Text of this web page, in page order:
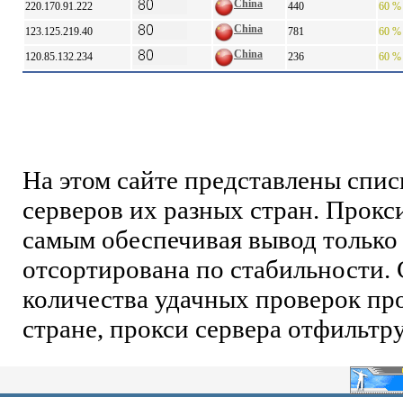
220.170.91.222
China 440
60 %
123.125.219.40
China 781
60 %
120.85.132.234
China 236 60 %
На этом сайте представлены
серверов их разных стран.
самым обеспечивая вывод
отсортирована по стабильности.
количества удачных проверок
стране, прокси сервера